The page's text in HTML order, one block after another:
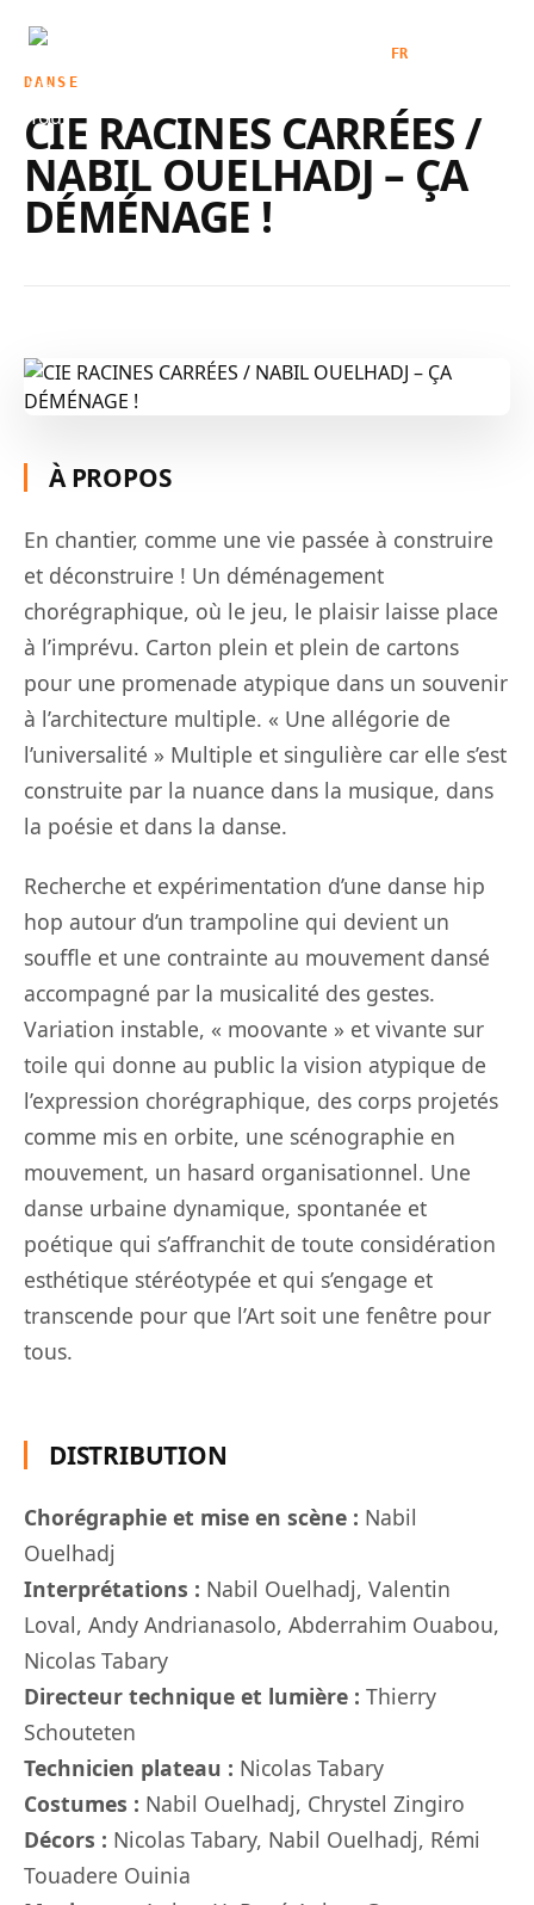
FR
BILLETTERIE
QUI SOMMES-NOUS
CONTACT
DANSE
CIE RACINES CARRÉES /
NABIL OUELHADJ – ÇA
DÉMÉNAGE !
À PROPOS
En chantier, comme une vie passée à construire
et déconstruire ! Un déménagement
chorégraphique, où le jeu, le plaisir laisse place
à l’imprévu. Carton plein et plein de cartons
pour une promenade atypique dans un souvenir
à l’architecture multiple. « Une allégorie de
l’universalité » Multiple et singulière car elle s’est
construite par la nuance dans la musique, dans
la poésie et dans la danse.
Recherche et expérimentation d’une danse hip
hop autour d’un trampoline qui devient un
souffle et une contrainte au mouvement dansé
accompagné par la musicalité des gestes.
Variation instable, « moovante » et vivante sur
toile qui donne au public la vision atypique de
l’expression chorégraphique, des corps projetés
comme mis en orbite, une scénographie en
mouvement, un hasard organisationnel. Une
danse urbaine dynamique, spontanée et
poétique qui s’affranchit de toute considération
esthétique stéréotypée et qui s’engage et
transcende pour que l’Art soit une fenêtre pour
tous.
DISTRIBUTION
Chorégraphie et mise en scène : Nabil
Ouelhadj
Interprétations : Nabil Ouelhadj, Valentin
Loval, Andy Andrianasolo, Abderrahim Ouabou,
Nicolas Tabary
Directeur technique et lumière : Thierry
Schouteten
Technicien plateau : Nicolas Tabary
Costumes : Nabil Ouelhadj, Chrystel Zingiro
Décors : Nicolas Tabary, Nabil Ouelhadj, Rémi
Touadere Ouinia